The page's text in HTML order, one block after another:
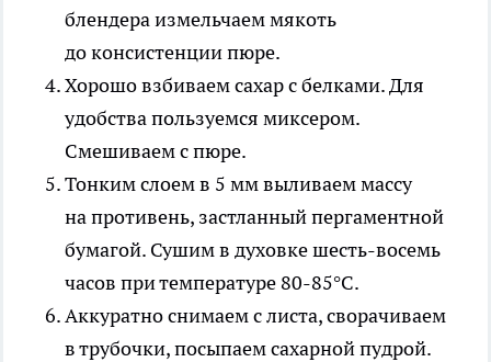
блендера измельчаем мякоть
до консистенции пюре.
Хорошо взбиваем сахар с белками. Для
удобства пользуемся миксером.
Смешиваем с пюре.
Тонким слоем в 5 мм выливаем массу
на противень, застланный пергаментной
бумагой. Сушим в духовке шесть-восемь
часов при температуре 80-85°C.
Аккуратно снимаем с листа, сворачиваем
в трубочки, посыпаем сахарной пудрой.